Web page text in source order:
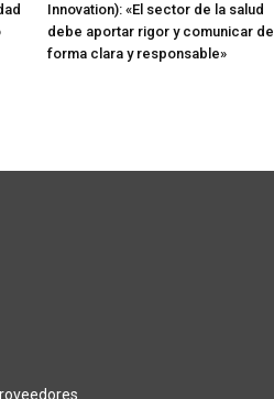
Innovation): «El sector de la salud
debe aportar rigor y comunicar de
forma clara y responsable»